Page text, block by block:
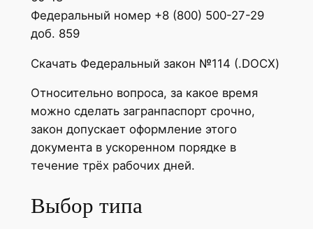
Федеральный номер +8 (800) 500-27-29
доб. 859
Скачать Федеральный закон №114 (.DOCX)
Относительно вопроса, за какое время
можно сделать загранпаспорт срочно,
закон допускает оформление этого
документа в ускоренном порядке в
течение трёх рабочих дней.
Выбор типа